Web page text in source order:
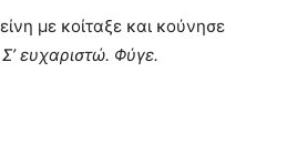
με κοίταξε και κούνησε
Σ’ ευχαριστώ. Φύγε.